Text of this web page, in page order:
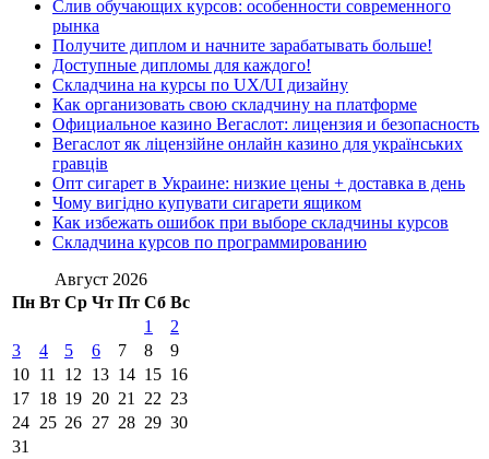
Слив обучающих курсов: особенности современного
рынка
Получите диплом и начните зарабатывать больше!
Доступные дипломы для каждого!
Складчина на курсы по UX/UI дизайну
Как организовать свою складчину на платформе
Официальное казино Вегаслот: лицензия и безопасность
Вегаслот як ліцензійне онлайн казино для українських
гравців
Опт сигарет в Украине: низкие цены + доставка в день
Чому вигідно купувати сигарети ящиком
Как избежать ошибок при выборе складчины курсов
Складчина курсов по программированию
Август 2026
Пн Вт Ср Чт Пт Сб Вс
1
2
3
4 5 6 7 8
9
10 11 12 13 14 15 16
17 18 19 20 21 22 23
24 25 26 27 28 29 30
31